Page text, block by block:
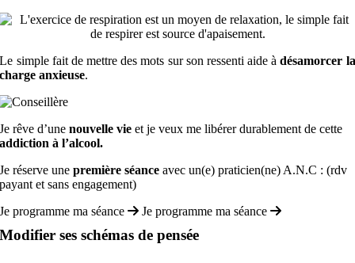
Le simple fait de mettre des mots sur son ressenti aide àdésamorcer la
charge anxieuse.
Je rêve d’unenouvelle vie et je veux me libérer durablement de cette
addiction à l’alcool.
Je réserve unepremière séance avec un(e) praticien(ne) A.N.C : (rdv
payant et sans engagement)
Je programme ma séance
Je programme ma séance
Modifier ses schémas de pensée